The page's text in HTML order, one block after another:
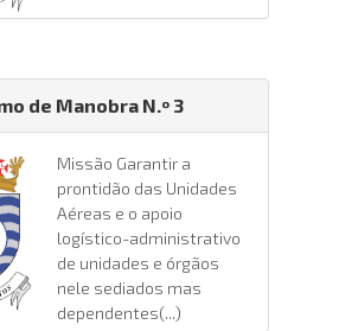
de Manobra N.º 3
Missão Garantir a
prontidão das Unidades
Aéreas e o apoio
logístico-administrativo
de unidades e órgãos
nele sediados mas
dependentes(...)